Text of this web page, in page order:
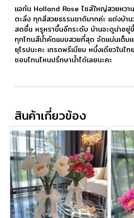
แจกัน Holland Rose ไซส์ใหญ่สวยหวา
ตะลึง ทุกสีสวยธรรมชาติมากค่ะ แต่งบ้า
สดชื่น หรูหราขึ้นอีกระดับ บ้านจะดูน่าอยู่ขึ้
ทุกโทนสีน้ำคัดแบบสวยที่สุด จัดแน่นเต็ม
ยุโรปนะคะ เกรดพรีเมียม หนึ่งเดียวในไท
ชอบโทนไหนปรึกษาน้ำได้เลยนะคะ
สินค้าเกี่ยวข้อง